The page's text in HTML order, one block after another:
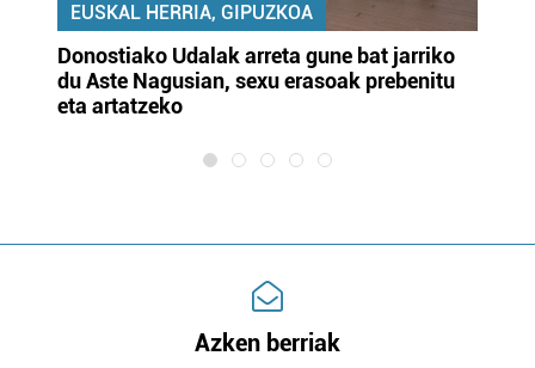
EUSKAL HERRIA, GIPUZKOA
Donostiako Udalak arreta gune bat jarriko
du Aste Nagusian, sexu erasoak prebenitu
eta artatzeko
Azken berriak